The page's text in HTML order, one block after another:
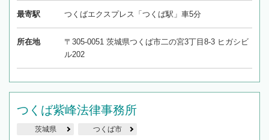
最寄駅 つくばエクスプレス「つくば駅」車5分
所在地
〒305-0051 茨城県つくば市二の宮3丁目8-3 ヒガシビ
ル202
つくば紫峰法律事務所
茨城県 つくば市